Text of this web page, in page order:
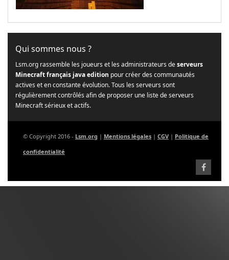
Qui sommes nous ?
Lsm.org rassemble les joueurs et les administrateurs deserveurs
Minecraft français java edition pour créer des communautés
actives et en constante évolution. Tous les serveurs sont
régulièrement contrôlés afin de proposer une liste de serveurs
Minecraft sérieux et actifs.
© Copyright 2016 - Lsm.org | Mentions légales | CGV | Politique de
confidentialité